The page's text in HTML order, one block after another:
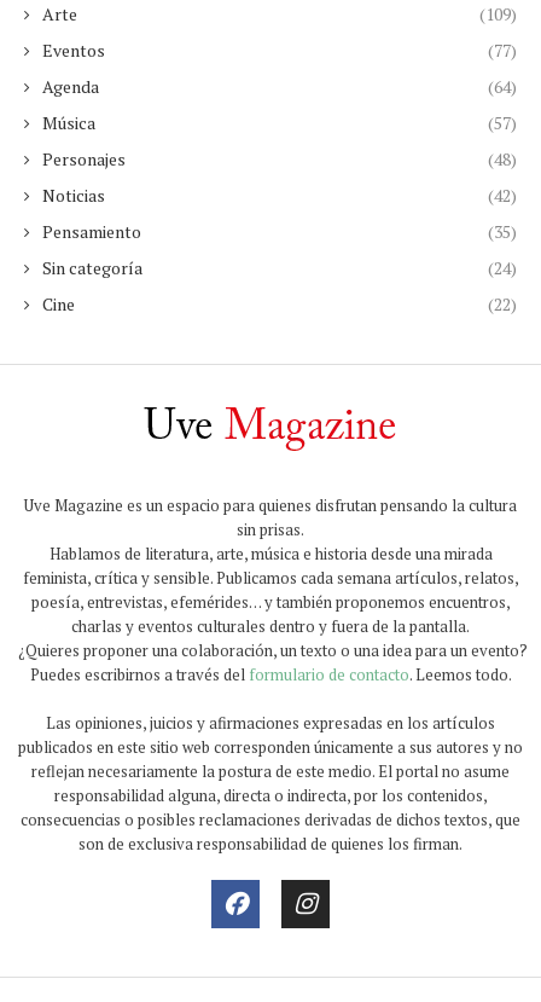
Arte
(109)
Eventos
(77)
Agenda
(64)
Música
(57)
Personajes
(48)
Noticias
(42)
Pensamiento
(35)
Sin categoría
(24)
Cine
(22)
Uve Magazine es un espacio para quienes disfrutan pensando la cultura
sin prisas.
Hablamos de literatura, arte, música e historia desde una mirada
feminista, crítica y sensible. Publicamos cada semana artículos, relatos,
poesía, entrevistas, efemérides… y también proponemos encuentros,
charlas y eventos culturales dentro y fuera de la pantalla.
¿Quieres proponer una colaboración, un texto o una idea para un evento?
Puedes escribirnos a través del formulario de contacto. Leemos todo.
Las opiniones, juicios y afirmaciones expresadas en los artículos
publicados en este sitio web corresponden únicamente a sus autores y no
reflejan necesariamente la postura de este medio. El portal no asume
responsabilidad alguna, directa o indirecta, por los contenidos,
consecuencias o posibles reclamaciones derivadas de dichos textos, que
son de exclusiva responsabilidad de quienes los firman.